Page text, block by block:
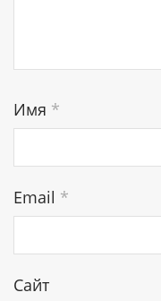
Имя *
Email *
Сайт